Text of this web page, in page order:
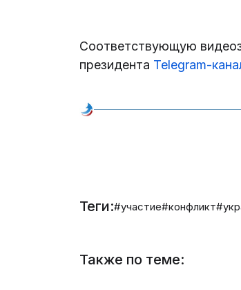
Соответствующую
президента Telegram-
Теги:#участие#конфликт
Также по теме: